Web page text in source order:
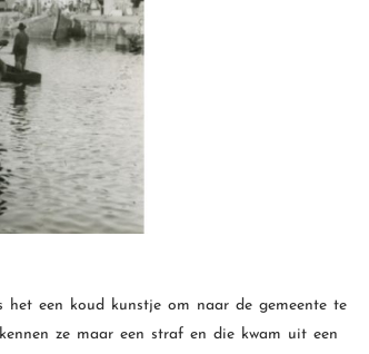
het een koud kunstje om naar de gemeente te
ze maar een straf en die kwam uit een